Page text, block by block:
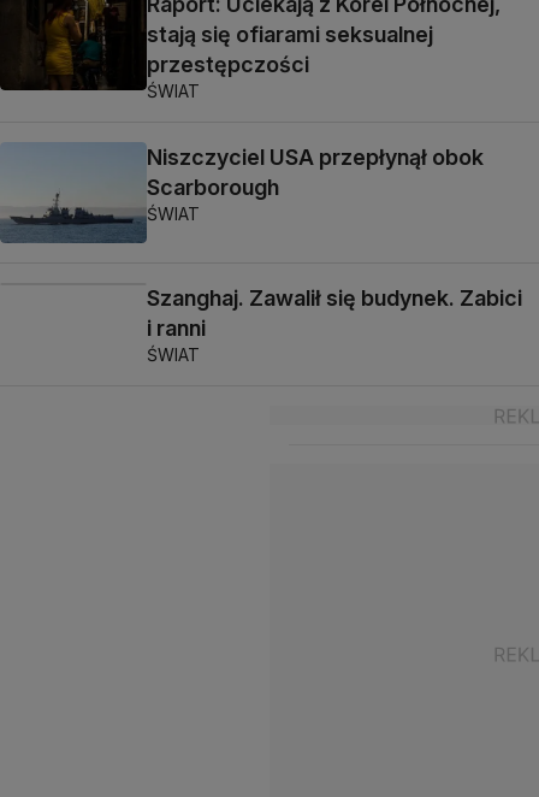
stają się ofiarami seksualnej
przestępczości
ŚWIAT
Niszczyciel USA przepłynął obok
Scarborough
ŚWIAT
Szanghaj. Zawalił się budynek. Zabici
i ranni
ŚWIAT